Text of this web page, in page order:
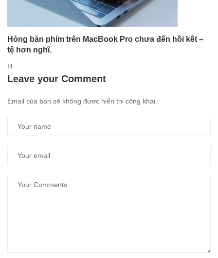
Hỏng bàn phím trên MacBook Pro chưa đến hồi kết –
tệ hơn nghĩ.
H
Leave your Comment
Email của bạn sẽ không được hiển thị công khai.